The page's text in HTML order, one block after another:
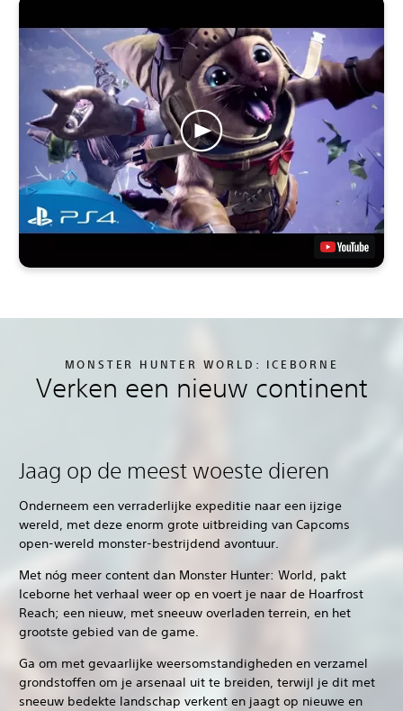
MONSTER HUNTER WORLD: ICEBORNE
Verken een nieuw continent
Jaag op de meest woeste dieren
Onderneem een verraderlijke expeditie naar een ijzige
wereld, met deze enorm grote uitbreiding van Capcoms
open-wereld monster-bestrijdend avontuur.
Met nóg meer content dan Monster Hunter: World, pakt
Iceborne het verhaal weer op en voert je naar de Hoarfrost
Reach; een nieuw, met sneeuw overladen terrein, en het
grootste gebied van de game.
Ga om met gevaarlijke weersomstandigheden en verzamel
grondstoffen om je arsenaal uit te breiden, terwijl je dit met
sneeuw bedekte landschap verkent en jaagt op nieuwe en